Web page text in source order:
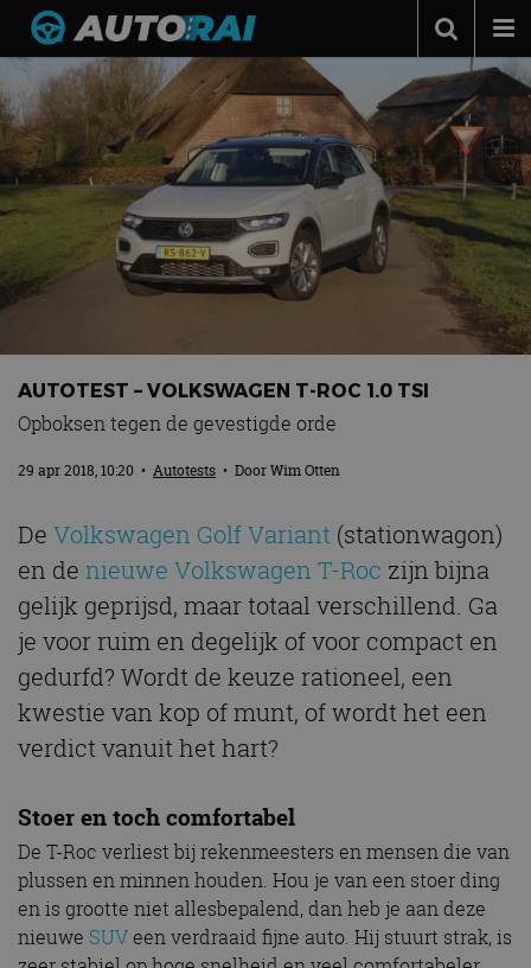
Autonieuws
Podcast
Autotests
Automerken
Adverteren
MotorRAI.nl
AUTOTEST – VOLKSWAGEN T-ROC 1.0 TSI
Opboksen tegen de gevestigde orde
29 apr 2018, 10:20 • Autotests • DoorWim Otten
De Volkswagen Golf Variant (stationwagon)
en de nieuwe Volkswagen T-Roc zijn bijna
gelijk geprijsd, maar totaal verschillend. Ga
je voor ruim en degelijk of voor compact en
gedurfd? Wordt de keuze rationeel, een
kwestie van kop of munt, of wordt het een
verdict vanuit het hart?
Stoer en toch comfortabel
De T-Roc verliest bij rekenmeesters en mensen die van
plussen en minnen houden. Hou je van een stoer ding
en is grootte niet allesbepalend, dan heb je aan deze
nieuwe SUVeen verdraaid fijne auto. Hij stuurt strak, is